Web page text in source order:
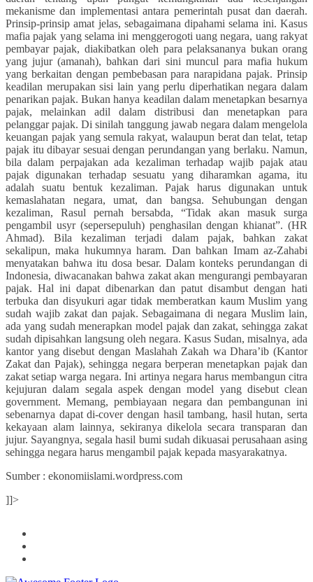
mekanisme dan implementasi antara pemerintah pusat dan daerah.
Prinsip-prinsip amat jelas, sebagaimana dipahami selama ini. Kasus
mafia pajak yang selama ini menggerogoti uang negara, uang rakyat
pembayar pajak, diakibatkan oleh para pelaksananya bukan orang
yang jujur (amanah), bahkan dari sini muncul para mafia hukum
yang berkaitan dengan pembebasan para narapidana pajak. Prinsip
keadilan merupakan sisi lain yang perlu diperhatikan negara dalam
penarikan pajak. Bukan hanya keadilan dalam menetapkan besarnya
pajak, melainkan adil dalam distribusi dan menetapkan para
pelanggar pajak. Di sinilah tanggung jawab negara dalam mengelola
keuangan pajak yang semula rakyat, walaupun berat dan telat, tetap
pajak itu dibayar sesuai dengan perundangan yang berlaku. Namun,
bila dalam perpajakan ada kezaliman terhadap wajib pajak atau
pajak digunakan terhadap sesuatu yang diharamkan agama, itu
adalah suatu bentuk kezaliman. Pajak harus digunakan untuk
kemaslahatan negara, umat, dan bangsa. Sehubungan dengan
kezaliman, Rasul pernah bersabda, “Tidak akan masuk surga
pengambil usyr (sepersepuluh) penghasilan dengan khianat”. (HR
Ahmad). Bila kezaliman terjadi dalam pajak, bahkan zakat
sekalipun, maka hukumnya haram. Dan bahkan Imam az-Zahabi
menyatakan bahwa itu dosa besar. Dalam konteks perundangan di
Indonesia, diwacanakan bahwa zakat akan mengurangi pembayaran
pajak. Hal ini dapat dibenarkan dan patut disambut dengan hati
terbuka dan disyukuri agar tidak memberatkan kaum Muslim yang
sudah wajib zakat dan pajak. Sebagaimana di negara Muslim lain,
ada yang sudah menerapkan model pajak dan zakat, sehingga zakat
sudah dipisahkan langsung oleh negara. Kasus Sudan, misalnya, ada
kantor yang disebut dengan Maslahah Zakah wa Dhara’ib (Kantor
Zakat dan Pajak), sehingga negara berperan menetapkan pajak dan
zakat setiap warga negara. Ini artinya negara harus membangun citra
kejujuran dalam segala aspek dengan model yang disebut clean
government. Memang, pembiayaan negara dan pembangunan ini
sebenarnya dapat di-cover dengan hasil tambang, hasil hutan, serta
kekayaan alam lainnya, sekiranya dikelola secara transparan dan
jujur. Sayangnya, segala hasil bumi sudah dikuasai perusahaan asing
sehingga negara harus mengambil pajak kepada masyarakatnya.
Sumber : ekonomiislami.wordpress.com
]]>